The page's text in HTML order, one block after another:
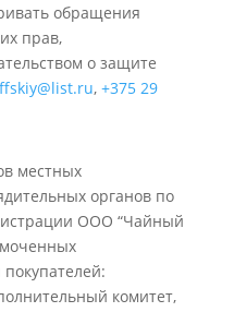
обращения
прав,
о защите
, +375 29
местных
органов по
ООО “Чайный
комитет,